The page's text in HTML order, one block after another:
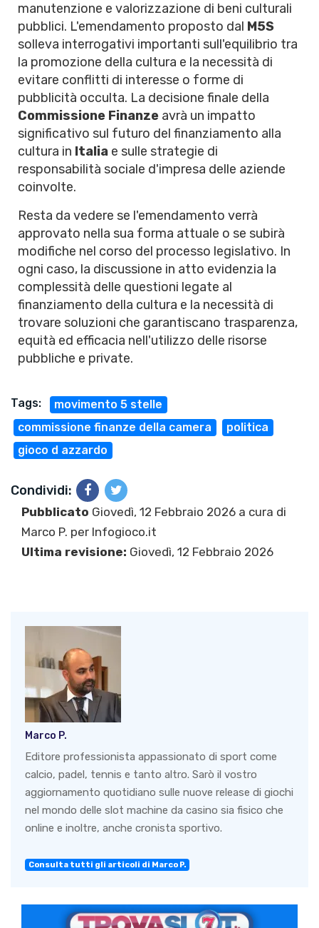
manutenzione e valorizzazione di beni culturali
pubblici. L'emendamento proposto dal M5S
solleva interrogativi importanti sull'equilibrio tra
la promozione della cultura e la necessità di
evitare conflitti di interesse o forme di
pubblicità occulta. La decisione finale della
Commissione Finanze avrà un impatto
significativo sul futuro del finanziamento alla
cultura in Italia e sulle strategie di
responsabilità sociale d'impresa delle aziende
coinvolte.
Resta da vedere se l'emendamento verrà
approvato nella sua forma attuale o se subirà
modifiche nel corso del processo legislativo. In
ogni caso, la discussione in atto evidenzia la
complessità delle questioni legate al
finanziamento della cultura e la necessità di
trovare soluzioni che garantiscano trasparenza,
equità ed efficacia nell'utilizzo delle risorse
pubbliche e private.
Tags:
movimento 5 stelle
commissione finanze della camera
politica
gioco d azzardo
Condividi:
Pubblicato Giovedì, 12 Febbraio 2026 a cura di
Marco P. per Infogioco.it
Ultima revisione: Giovedì, 12 Febbraio 2026
Marco P.
Editore professionista appassionato di sport come
calcio, padel, tennis e tanto altro. Sarò il vostro
aggiornamento quotidiano sulle nuove release di giochi
nel mondo delle slot machine da casino sia fisico che
online e inoltre, anche cronista sportivo.
Consulta tutti gli articoli di Marco P.